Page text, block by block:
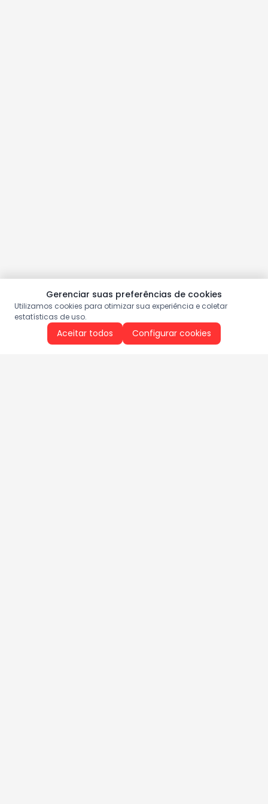
Gerenciar suas preferências de cookies
Utilizamos cookies para otimizar sua experiência e coletar
estatísticas de uso.
Aceitar todos Configurar cookies